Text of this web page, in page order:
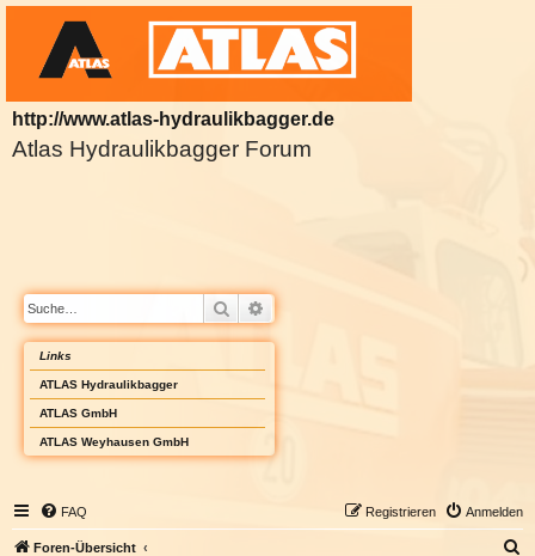
http://www.atlas-hydraulikbagger.de
Atlas Hydraulikbagger Forum
Suche
Links
ATLAS Hydraulikbagger
ATLAS GmbH
ATLAS Weyhausen GmbH
FAQ Anmelden
Registrieren
Foren-Übersicht